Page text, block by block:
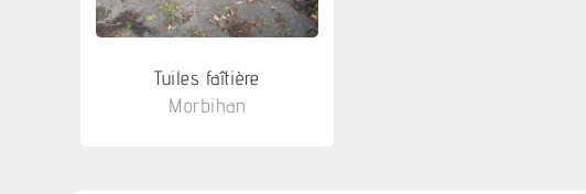
Tuiles faîtière
Morbihan